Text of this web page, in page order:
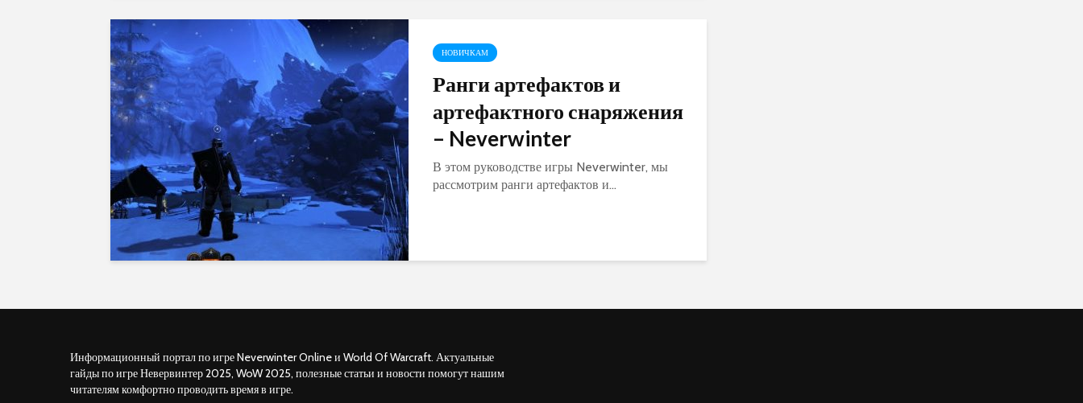
НОВИЧКАМ
Ранги артефактов и
артефактного снаряжения
– Neverwinter
В этом руководстве игры Neverwinter, мы
рассмотрим ранги артефактов и...
Информационный портал по игре Neverwinter Online и World Of Warcraft. Актуальные
гайды по игре Невервинтер 2025, WoW 2025, полезные статьи и новости помогут нашим
читателям комфортно проводить время в игре.